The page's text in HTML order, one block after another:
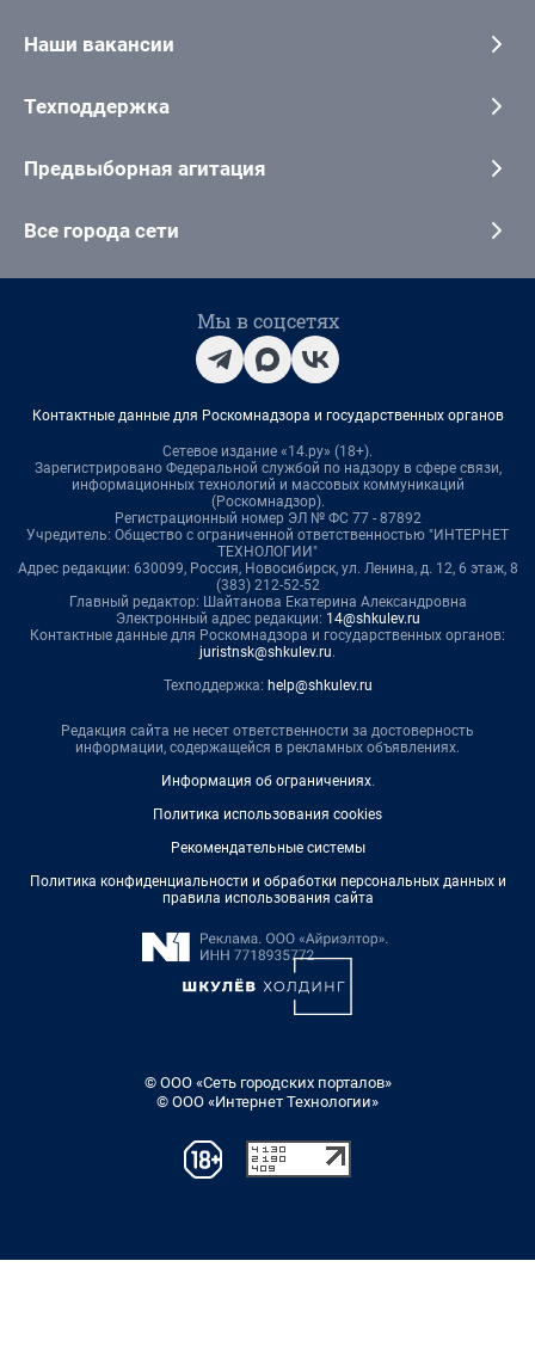
Наши вакансии
Техподдержка
Предвыборная агитация
Все города сети
Мы в соцсетях
Контактные данные для Роскомнадзора и государственных органов
Сетевое издание «14.ру» (18+).
Зарегистрировано Федеральной службой по надзору в сфере связи,
информационных технологий и массовых коммуникаций
(Роскомнадзор).
Регистрационный номер ЭЛ № ФС 77 - 87892
Учредитель: Общество с ограниченной ответственностью "ИНТЕРНЕТ
ТЕХНОЛОГИИ"
Адрес редакции: 630099, Россия, Новосибирск, ул. Ленина, д. 12, 6 этаж, 8
(383) 212-52-52
Главный редактор: Шайтанова Екатерина Александровна
Электронный адрес редакции: 14@shkulev.ru
Контактные данные для Роскомнадзора и государственных органов:
juristnsk@shkulev.ru.
Техподдержка: help@shkulev.ru
Редакция сайта не несет ответственности за достоверность
информации, содержащейся в рекламных объявлениях.
Информация об ограничениях.
Политика использования cookies
Рекомендательные системы
Политика конфиденциальности и обработки персональных данных и
правила использования сайта
© ООО «Сеть городских порталов»
© ООО «Интернет Технологии»